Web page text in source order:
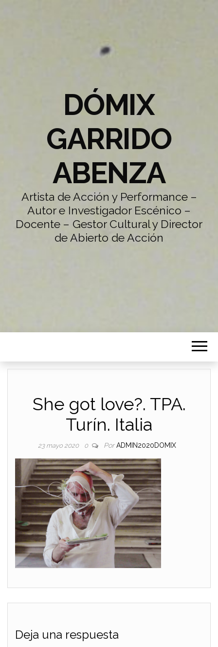
DÓMIX
GARRIDO
ABENZA
Artista de Acción y Performance –
Autor e Investigador Escénico –
Docente – Gestor Cultural y Director
de Abierto de Acción
She got love?. TPA.
Turín. Italia
23 mayo 2020 0 Por ADMIN2020DOMIX
Deja una respuesta